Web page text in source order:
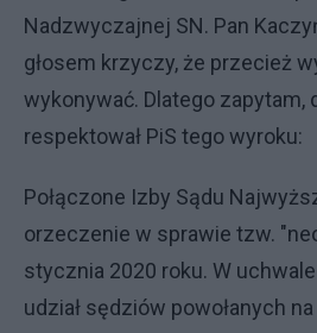
Nadzwyczajnej SN. Pan
głosem krzyczy, że przecież
wykonywać. Dlatego zapytam,
respektował PiS tego wyroku:
Połączone Izby Sądu
orzeczenie w sprawie tzw.
stycznia 2020 roku. W
udział sędziów powołanych